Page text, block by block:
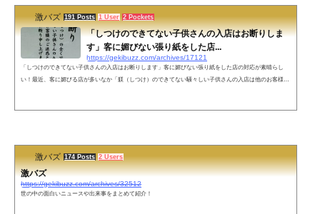
激バズ 191 Posts 1 User 2 Pockets
「しつけのできてない子供さんの入店はお断りしま
す」客に媚びない張り紙をした店...
https://gekibuzz.com/archives/17121
「しつけのできてない子供さんの入店はお断りします」客に媚びない張り紙をした店の対応が素晴らし
い！最近、客に媚びる店が多いなか「躾（しつけ）のできてない騒々しい子供さんの入店は他のお客様の
激バズ 174 Posts 2 Users
激バズ
https://gekibuzz.com/archives/32512
世の中の面白いニュースや出来事をまとめて紹介！